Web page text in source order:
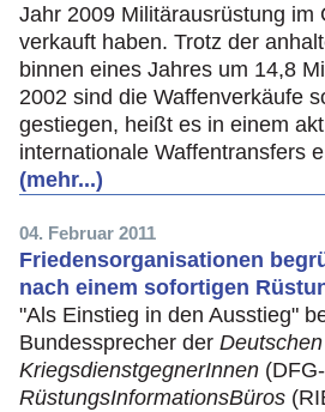
Jahr 2009 Militärausrüstung
verkauft haben. Trotz der
binnen eines Jahres um 14,8
2002 sind die Waffenverkäufe
gestiegen, heißt es in einem
internationale Waffentransfers
(mehr...)
04. Februar 2011
Friedensorganisationen
nach einem sofortigen
"Als Einstieg in den Ausstieg"
Bundessprecher der
KriegsdienstgegnerInnen
RüstungsInformationsBüros